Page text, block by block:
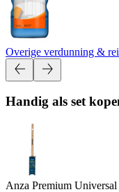
Overige verdunning &
Handig als set
Anza Premium